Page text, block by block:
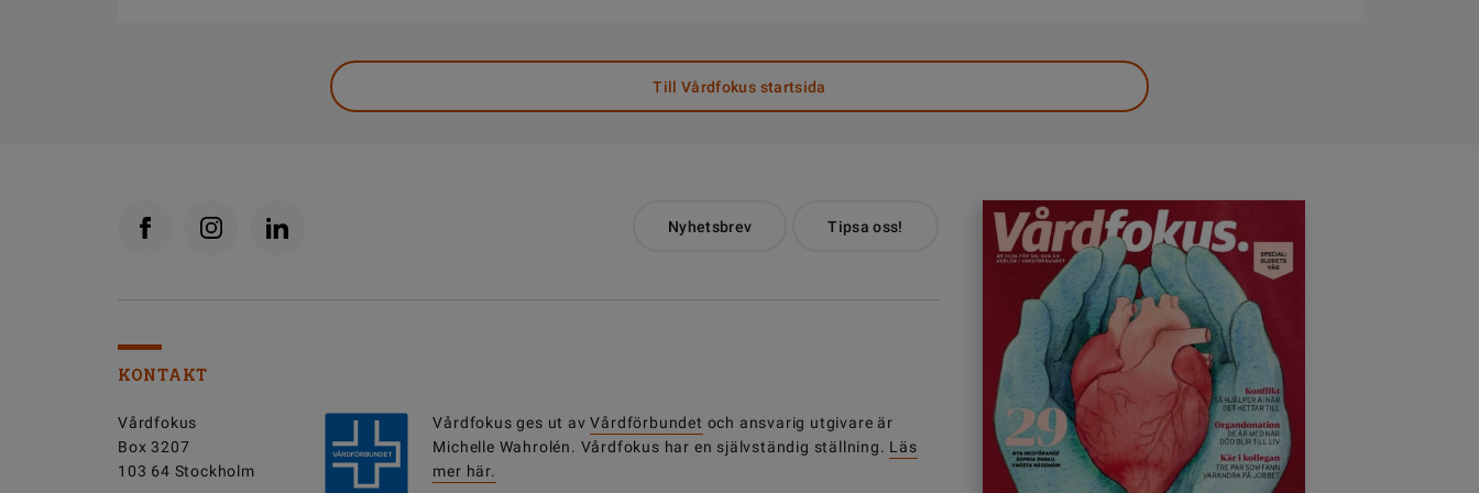
Till Vårdfokus startsida
Nyhetsbrev Tipsa oss!
KONTAKT
Vårdfokus
Box 3207
103 64 Stockholm
Vårdfokus ges ut avVårdförbundet och ansvarig utgivare är
Michelle Wahrolén. Vårdfokus har en självständig ställning. Läs
mer här.